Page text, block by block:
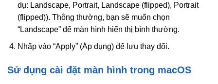
dụ: Landscape, Portrait, Landscape (flipped), Portrait
(flipped)). Thông thường, bạn sẽ muốn chọn
“Landscape” để màn hình hiển thị bình thường.
Nhấp vào “Apply” (Áp dụng) để lưu thay đổi.
Sử dụng cài đặt màn hình trong macOS